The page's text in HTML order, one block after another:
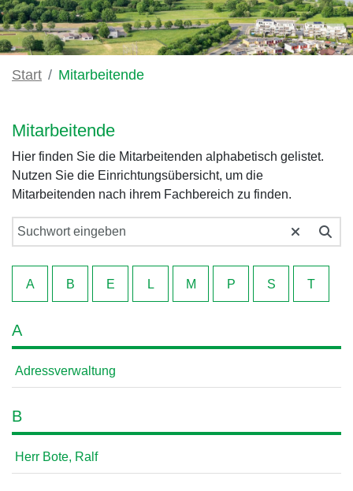
Start Mitarbeitende
Mitarbeitende
Hier finden Sie die Mitarbeitenden alphabetisch gelistet.
Nutzen Sie die Einrichtungsübersicht, um die
Mitarbeitenden nach ihrem Fachbereich zu finden.
A B E L M P S T
A
Adressverwaltung
B
Herr Bote, Ralf